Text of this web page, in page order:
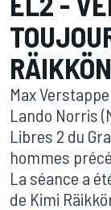
Max
Lando Norris
Libres 2 du
hommes
La séance a
de Kimi